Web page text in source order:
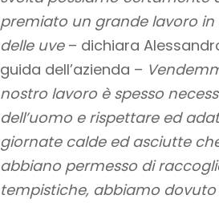
premiato un grande lavoro
delle uve– dichiara
guida dell’azienda –
nostro lavoro è spesso
dell’uomo e rispettare ed
giornate calde ed asciutte
abbiano permesso di
tempistiche, abbiamo